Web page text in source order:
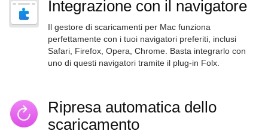
Integrazione con il navigatore
Il gestore di scaricamenti per Mac funziona
perfettamente con i tuoi navigatori preferiti, inclusi
Safari, Firefox, Opera, Chrome. Basta integrarlo con
uno di questi navigatori tramite il plug-in Folx.
Ripresa automatica dello
scaricamento